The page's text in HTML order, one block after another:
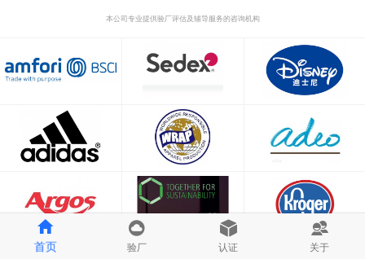
首页 验厂 认证 关于
本公司专业提供验厂评估及辅导服务的咨询机构